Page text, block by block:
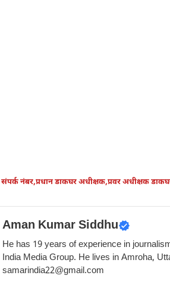
नंबर,प्रधान डाकघर अधीक्षक,प्रवर अधीक्षक
Aman Kumar Siddhu
He has 19 years of experience in
India Media Group. He lives in Amroha,
samarindia22@gmail.com